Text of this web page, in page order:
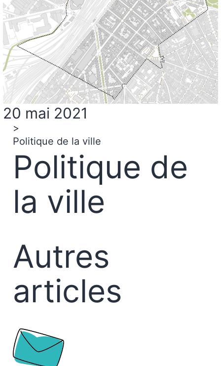
20 mai 2021
>
Politique de la ville
Politique de
la ville
Autres
articles